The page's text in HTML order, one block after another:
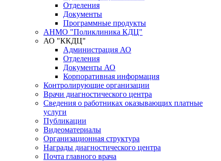
Отделения
Документы
Программные продукты
АНМО "Поликлиника КДЦ"
АО "ККДЦ"
Администрация АО
Отделения
Документы АО
Корпоративная информация
Контролирующие организации
Врачи диагностического центра
Сведения о работниках оказывающих платные
услуги
Публикации
Видеоматериалы
Организационная структура
Награды диагностического центра
Почта главного врача